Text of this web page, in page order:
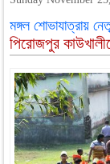
মঙ্গল শোভাযাত্রায়
পিরোজপুর